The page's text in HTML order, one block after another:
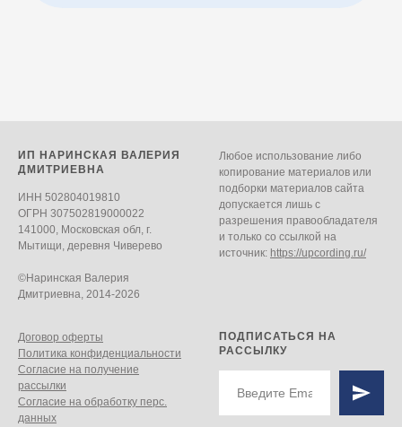
ИП НАРИНСКАЯ ВАЛЕРИЯ
ДМИТРИЕВНА
ИНН 502804019810
ОГРН 307502819000022
141000, Московская обл, г.
Мытищи, деревня Чиверево
©Наринская Валерия
Дмитриевна, 2014-2026
Любое использование либо
копирование материалов или
подборки материалов сайта
допускается лишь с
разрешения правообладателя
и только со ссылкой на
источник: https://upcording.ru/
Договор оферты
Политика конфиденциальности
Согласие на получение
рассылки
Согласие на обработку перc.
данных
ПОДПИСАТЬСЯ НА
РАССЫЛКУ